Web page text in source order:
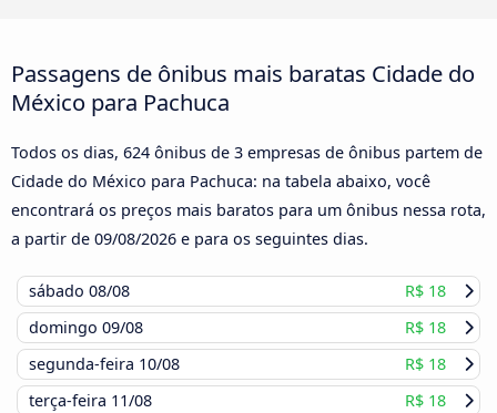
Passagens de ônibus mais baratas Cidade do
México para Pachuca
Todos os dias, 624 ônibus de 3 empresas de ônibus partem de
Cidade do México para Pachuca: na tabela abaixo, você
encontrará os preços mais baratos para um ônibus nessa rota,
a partir de 09/08/2026 e para os seguintes dias.
sábado 08/08
R$ 18
domingo 09/08
R$ 18
segunda-feira 10/08
R$ 18
terça-feira 11/08
R$ 18